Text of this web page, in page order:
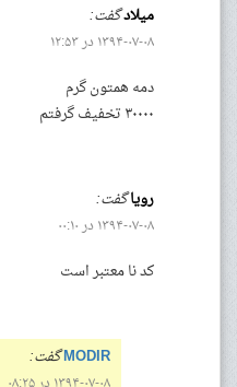
میلادگفت:
۱۳۹۴-۰۷-۰۸ در ۱۲:۵۳
دمه همتون گرم
۳۰۰۰۰ تخفیف گرفتم
رویاگفت:
۱۳۹۴-۰۷-۰۸ در ۰۰:۱۰
کد نا معتبر است
MODIRگفت: